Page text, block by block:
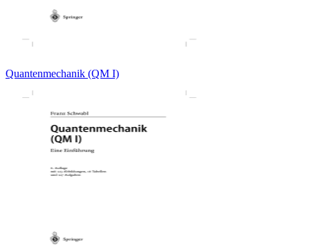
Quantenmechanik (QM I)